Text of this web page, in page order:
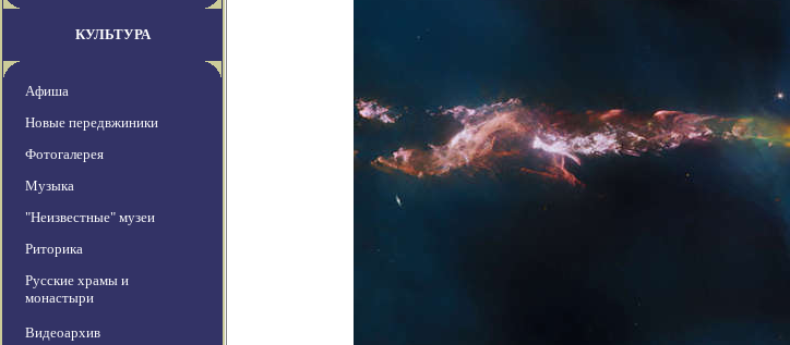
КУЛЬТУРА
Афиша
Новые передвжиники
Фотогалерея
Музыка
"Неизвестные" музеи
Риторика
Русские храмы и
монастыри
Видеоархив